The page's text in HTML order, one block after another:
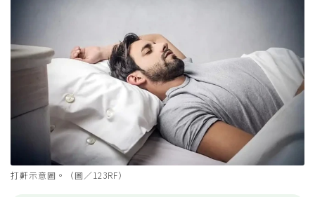
打鼾示意圖。（圖／123RF）